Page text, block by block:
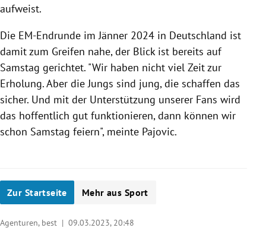
aufweist.
Die EM-Endrunde im Jänner 2024 in Deutschland ist
damit zum Greifen nahe, der Blick ist bereits auf
Samstag gerichtet. "Wir haben nicht viel Zeit zur
Erholung. Aber die Jungs sind jung, die schaffen das
sicher. Und mit der Unterstützung unserer Fans wird
das hoffentlich gut funktionieren, dann können wir
schon Samstag feiern", meinte Pajovic.
Zur Startseite Mehr aus Sport
Agenturen, best | 09.03.2023, 20:48